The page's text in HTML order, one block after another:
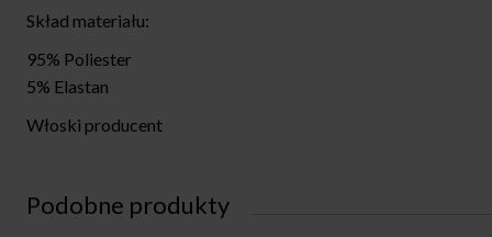
Skład materiału:
95% Poliester
5% Elastan
Włoski producent
Podobne produkty